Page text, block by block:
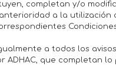
completan y/o
a la utilización
a todos los
que completan lo